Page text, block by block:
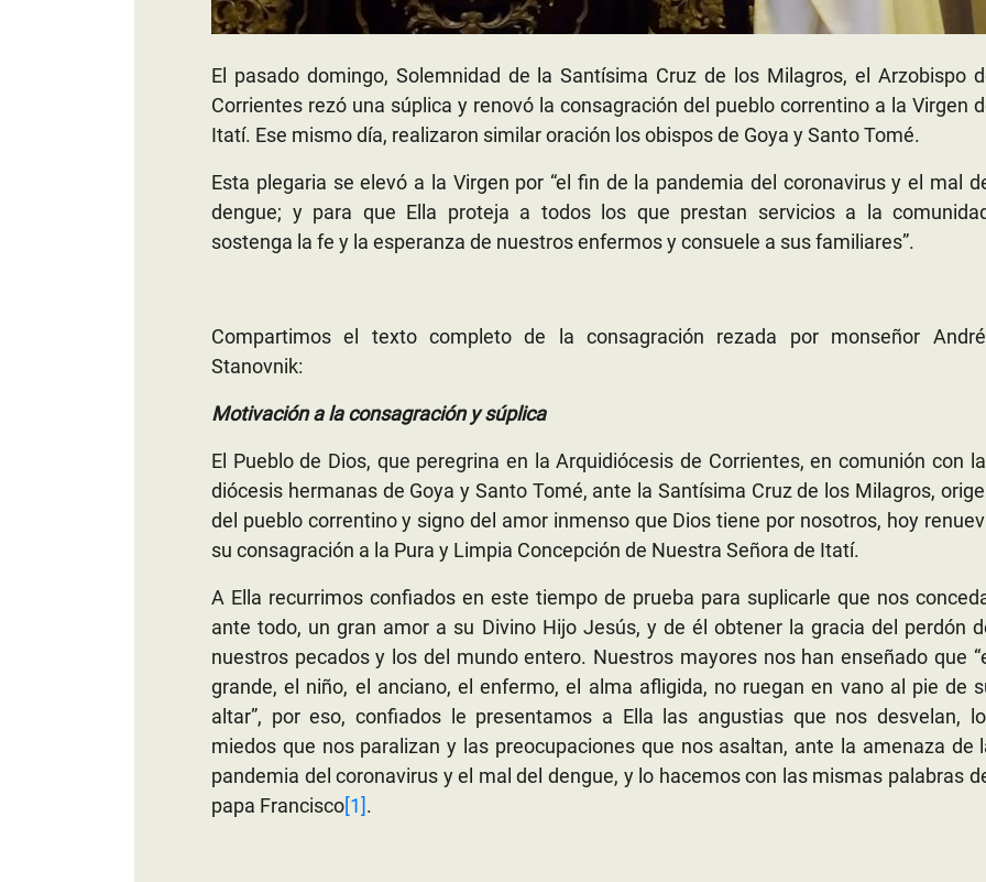
El pasado domingo, Solemnidad de la Santísima Cruz de los Milagros, el Arzobispo
Corrientes rezó una súplica y renovó la consagración del pueblo correntino a la Virgen
Itatí. Ese mismo día, realizaron similar oración los obispos de Goya y Santo Tomé.
Esta plegaria se elevó a la Virgen por “el fin de la pandemia del coronavirus y el mal
dengue; y para que Ella proteja a todos los que prestan servicios a la
sostenga la fe y la esperanza de nuestros enfermos y consuele a sus familiares”.
Compartimos el texto completo de la consagración rezada por monseñor
Stanovnik:
Motivación a la consagración y súplica
El Pueblo de Dios, que peregrina en la Arquidiócesis de Corrientes, en comunión con
diócesis hermanas de Goya y Santo Tomé, ante la Santísima Cruz de los Milagros,
del pueblo correntino y signo del amor inmenso que Dios tiene por nosotros, hoy
su consagración a la Pura y Limpia Concepción de Nuestra Señora de Itatí.
A Ella recurrimos confiados en este tiempo de prueba para suplicarle que nos
ante todo, un gran amor a su Divino Hijo Jesús, y de él obtener la gracia del perdón
nuestros pecados y los del mundo entero. Nuestros mayores nos han enseñado que “
grande, el niño, el anciano, el enfermo, el alma afligida, no ruegan en vano al pie de
altar”, por eso, confiados le presentamos a Ella las angustias que nos desvelan,
miedos que nos paralizan y las preocupaciones que nos asaltan, ante la amenaza de
pandemia del coronavirus y el mal del dengue, y lo hacemos con las mismas palabras
papa Francisco[1].